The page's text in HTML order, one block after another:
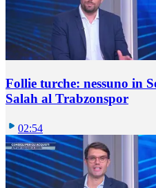
Follie turche: nessuno in
Salah al Trabzonspor
02:54